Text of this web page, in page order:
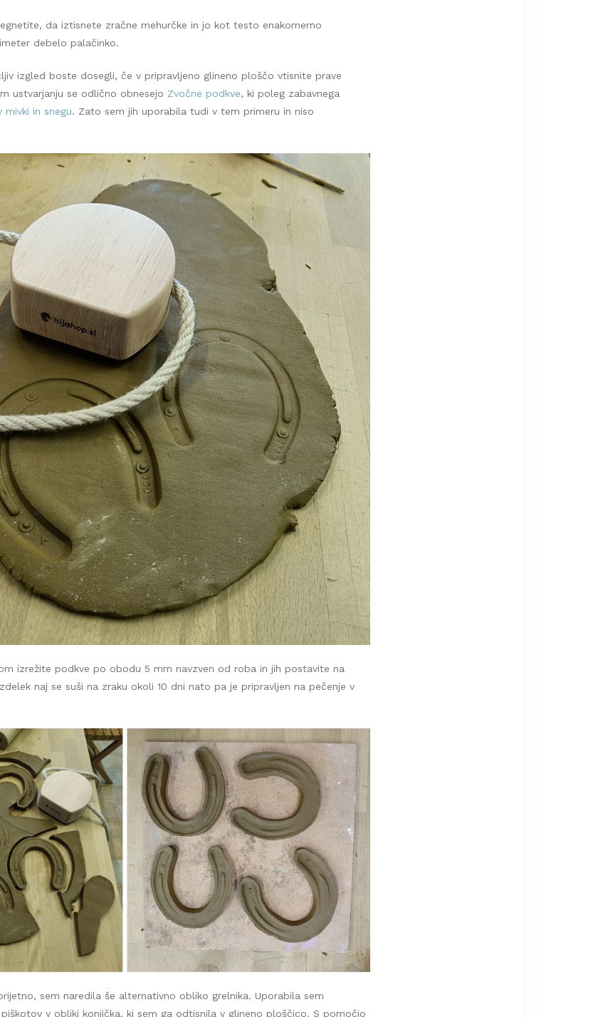
da iztisnete zračne mehurčke in jo kot testo enakomerno
debelo palačinko.
izgled boste dosegli, če v pripravljeno glineno ploščo vtisnite prave
ustvarjanju se odlično obnesejo Zvočne podkve, ki poleg zabavnega
mivki in snegu. Zato sem jih uporabila tudi v tem primeru in niso
izrežite podkve po obodu 5 mm navzven od roba in jih postavite na
naj se suši na zraku okoli 10 dni nato pa je pripravljen na pečenje v
sem naredila še alternativno obliko grelnika. Uporabila sem
v obliki konjička, ki sem ga odtisnila v glineno ploščico. S pomočjo